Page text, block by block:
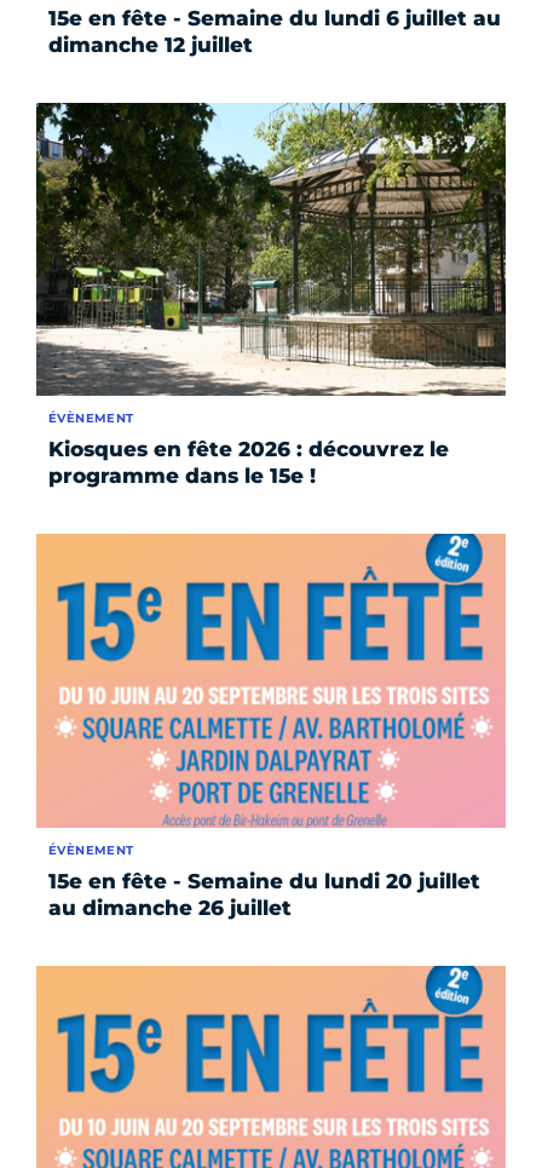
15e en fête - Semaine du lundi 6 juillet au
dimanche 12 juillet
Kiosques en fête 2026 : découvrez le
programme dans le 15e !
ÉVÈNEMENT
15e en fête - Semaine du lundi 20 juillet
au dimanche 26 juillet
ÉVÈNEMENT